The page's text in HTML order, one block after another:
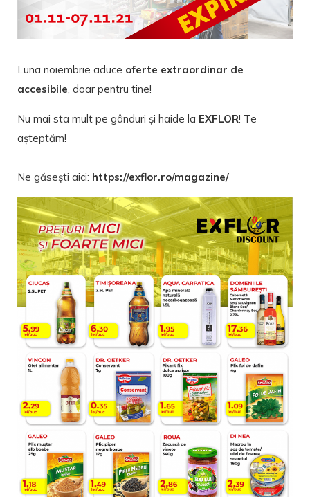
Luna noiembrie aduce oferte extraordinar de
accesibile, doar pentru tine!
Nu mai sta mult pe gânduri și haide la EXFLOR! Te
așteptăm!
Ne găsești aici: https://exflor.ro/magazine/